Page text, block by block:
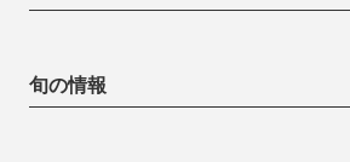
旬の情報